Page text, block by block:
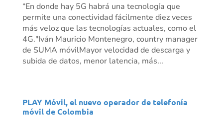
“En donde hay 5G habrá una tecnología que
permite una conectividad fácilmente diez veces
más veloz que las tecnologías actuales, como el
4G."Iván Mauricio Montenegro, country manager
de SUMA móvilMayor velocidad de descarga y
subida de datos, menor latencia, más...
PLAY Móvil, el nuevo operador de telefonía
móvil de Colombia